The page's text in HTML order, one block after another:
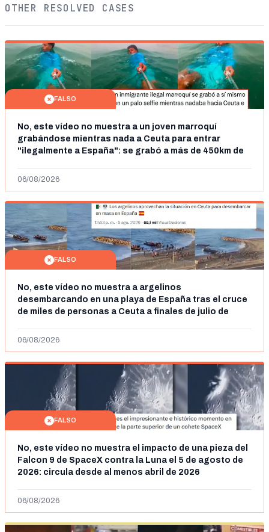
OTHER RESOLVED CASES
FALSO
No, este vídeo no muestra a un joven marroquí
grabándose mientras nada a Ceuta para entrar
"ilegalmente a España": se grabó a más de 450km de
06/08/2026
FALSO
No, este vídeo no muestra a argelinos
desembarcando en una playa de España tras el cruce
de miles de personas a Ceuta a finales de julio de
06/08/2026
FALSO
No, este vídeo no muestra el impacto de una pieza del
Falcon 9 de SpaceX contra la Luna el 5 de agosto de
2026: circula desde al menos abril de 2026
06/08/2026